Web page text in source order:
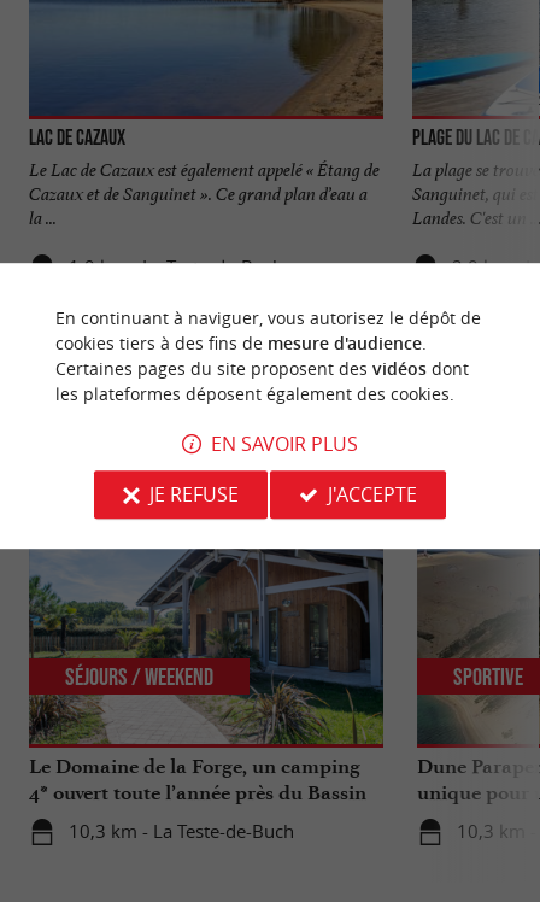
Lac de Cazaux
Le Lac de Cazaux est également appelé « Étang de
Cazaux et de Sanguinet ». Ce grand plan d’eau a
la ...
1,9 km - La Teste-de-Buch
Plage du lac de
La plage se
Sanguinet, qui
Landes. C'est un ...
2,0 km -
NOUS AVONS TESTÉPOUR VOUS
Le Domaine de la Forge, un camping
4* ouvert toute l’année près du Bassin
d’Arcachon
10,3 km - La Teste-de-Buch
Séjours / Weekend
Dune
unique pour
Gironde
10,3 km -
Sportive
En continuant à naviguer, vous autorisez le dépôt de
cookies tiers à des fins de mesure d'audience.
Certaines pages du site proposent des vidéosdont
les plateformes déposent également des cookies.
EN SAVOIR PLUS
JE REFUSE
J'ACCEPTE